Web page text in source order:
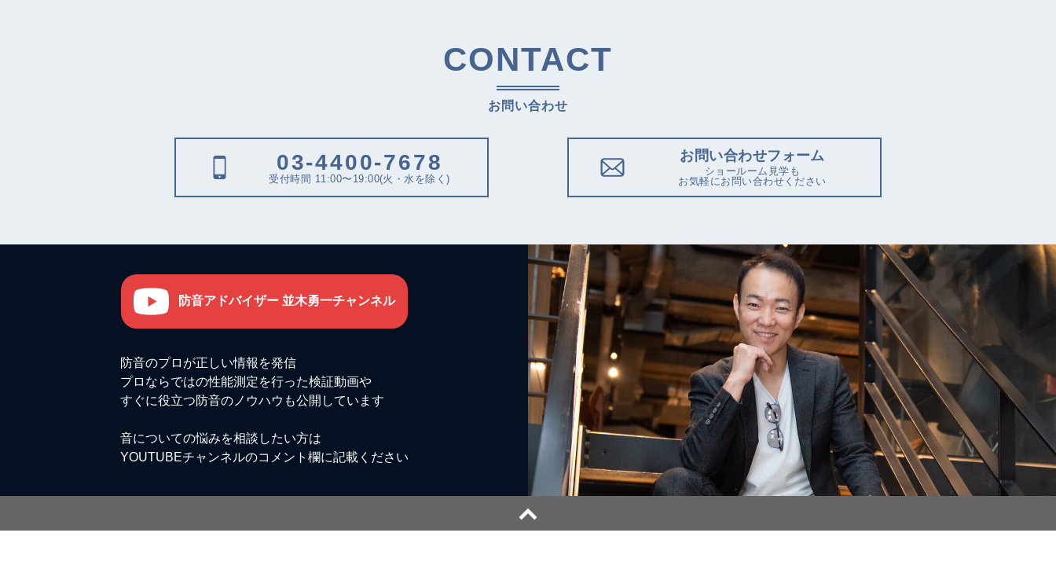
CONTACT
お問い合わせ
03-4400-7678
受付時間 11:00〜19:00(火・水を除く)
お問い合わせフォーム
ショールーム見学も
お気軽にお問い合わせください
防音アドバイザー 並木勇一チャンネル
防音のプロが正しい情報を発信
プロならではの性能測定を行った検証動画や
すぐに役立つ防音のノウハウも公開しています
音についての悩みを相談したい方は
YOUTUBEチャンネルのコメント欄に記載ください